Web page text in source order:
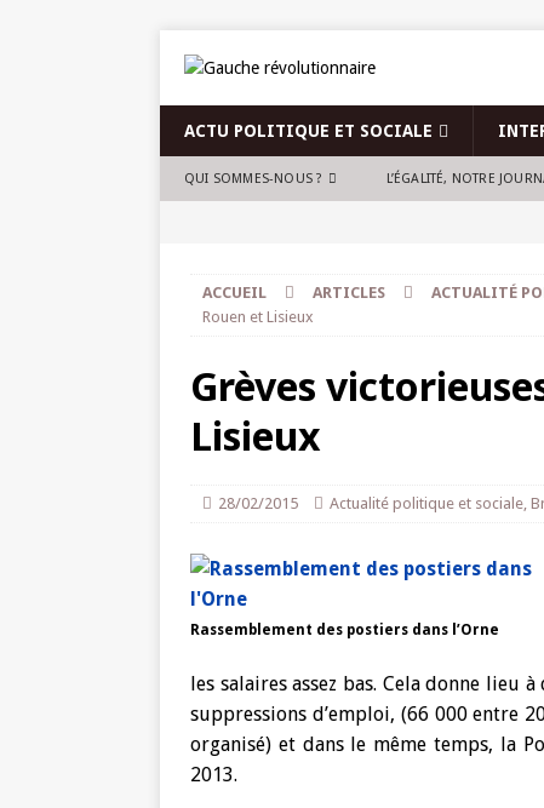
ACTU POLITIQUE ET SOCIALE
QUI SOMMES-NOUS ? L’ÉGALITÉ, NOTRE
ACCUEIL ARTICLES ACTUALITÉ
Rouen et Lisieux
Grèves
Lisieux
28/02/2015 Actualité politique et sociale,
Rassemblement des postiers dans l’Orne
les salaires assez bas. Cela donne lieu
suppressions d’emploi, (66 000 entre
organisé) et dans le même temps, la
2013.